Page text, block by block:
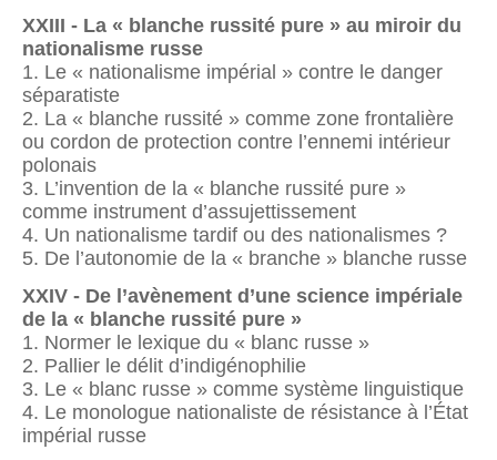
XXIII - La « blanche russité pure » au miroir du
nationalisme russe
1. Le « nationalisme impérial » contre le danger
séparatiste
2. La « blanche russité » comme zone frontalière
ou cordon de protection contre l’ennemi intérieur
polonais
3. L’invention de la « blanche russité pure »
comme instrument d’assujettissement
4. Un nationalisme tardif ou des nationalismes ?
5. De l’autonomie de la « branche » blanche russe
XXIV - De l’avènement d’une science impériale
de la « blanche russité pure »
1. Normer le lexique du « blanc russe »
2. Pallier le délit d’indigénophilie
3. Le « blanc russe » comme système linguistique
4. Le monologue nationaliste de résistance à l’État
impérial russe